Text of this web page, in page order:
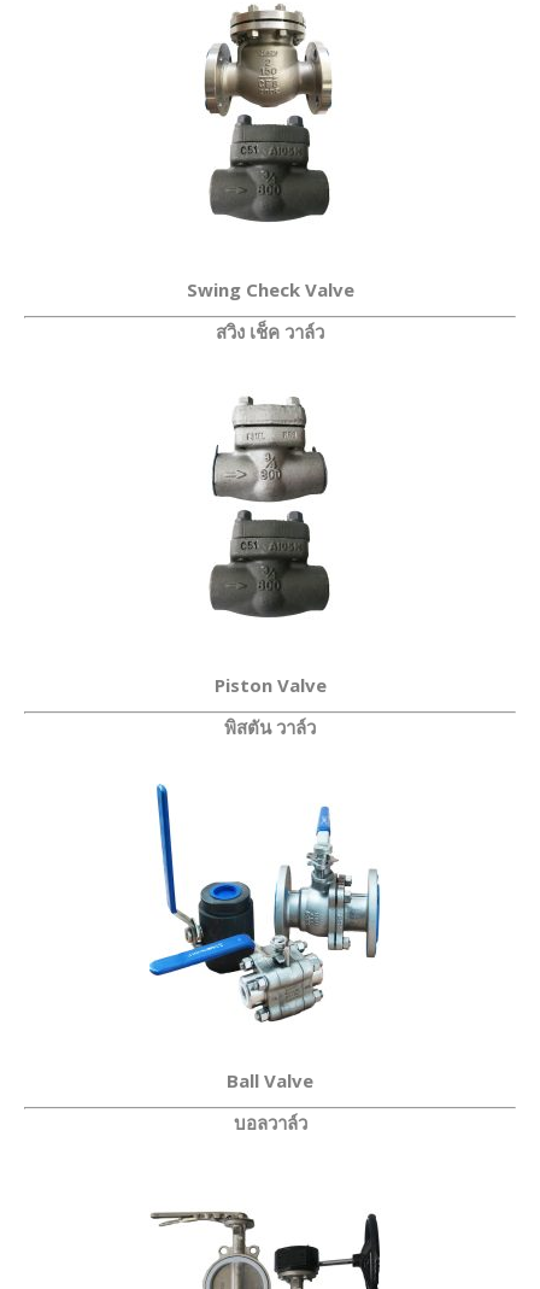
Swing Check Valve
สวิง เช็ค วาล์ว
Piston Valve
พิสตัน วาล์ว
Ball Valve
บอลวาล์ว